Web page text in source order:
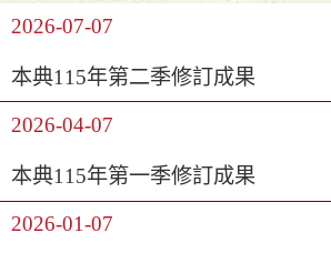
2026-07-07
本典115年第二季修訂成果
2026-04-07
本典115年第一季修訂成果
2026-01-07